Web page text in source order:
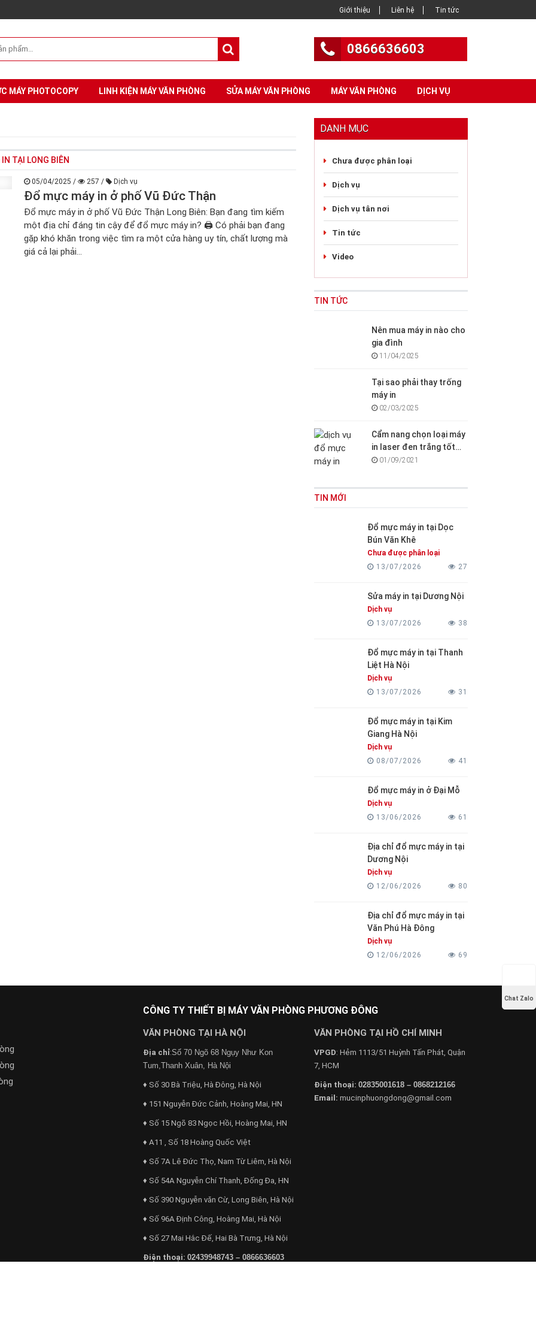
Giới thiệu Liên hệ Tin tức
0866636603
MÁY PHOTOCOPY LINH KIỆN MÁY VĂN PHÒNG SỬA MÁY VĂN PHÒNG MÁY VĂN PHÒNG DỊCH VỤ
TẠI LONG BIÊN
05/04/2025 / 257 / Dịch vụ
Đổ mực máy in ở phố Vũ Đức Thận
Đổ mực máy in ở phố Vũ Đức Thận Long Biên: Bạn đang tìm kiếm
một địa chỉ đáng tin cậy để đổ mực máy in? 🖨️ Có phải bạn đang
gặp khó khăn trong việc tìm ra một cửa hàng uy tín, chất lượng mà
giá cả lại phải...
DANH MỤC
Chưa được phân loại
Dịch vụ
Dịch vụ tân nơi
Tin tức
Video
TIN TỨC
Nên mua máy in nào cho
gia đình
11/04/2025
Tại sao phải thay trống
máy in
02/03/2025
Cẩm nang chọn loại máy
in laser đen trắng tốt
cho văn phòng, gia đình
01/09/2021
TIN MỚI
Đổ mực máy in tại Dọc
Bún Văn Khê
Chưa được phân loại
13/07/2026
27
Sửa máy in tại Dương Nội
Dịch vụ
13/07/2026
38
Đổ mực máy in tại Thanh
Liệt Hà Nội
Dịch vụ
13/07/2026
31
Đổ mực máy in tại Kim
Giang Hà Nội
Dịch vụ
08/07/2026
41
Đổ mực máy in ở Đại Mỗ
Dịch vụ
13/06/2026
61
Địa chỉ đổ mực máy in tại
Dương Nội
Dịch vụ
12/06/2026
80
Địa chỉ đổ mực máy in tại
Văn Phú Hà Đông
Dịch vụ
12/06/2026
69
CÔNG TY THIẾT BỊ MÁY VĂN PHÒNG PHƯƠNG ĐÔNG
VĂN PHÒNG TẠI HÀ NỘI
Địa chỉ:Số 70 Ngõ 68 Ngụy Như Kon
Tum,Thanh Xuân, Hà Nội
♦ Số 30 Bà Triệu, Hà Đông, Hà Nội
♦ 151 Nguyễn Đức Cảnh, Hoàng Mai, HN
♦ Số 15 Ngõ 83 Ngọc Hồi, Hoàng Mai, HN
♦ A11 , Số 18 Hoàng Quốc Việt
♦ Số 7A Lê Đức Thọ, Nam Từ Liêm, Hà Nội
♦ Số 54A Nguyễn Chí Thanh, Đống Đa, HN
♦ Số 390 Nguyễn văn Cừ, Long Biên, Hà Nội
♦ Số 96A Định Công, Hoàng Mai, Hà Nội
♦ Số 27 Mai Hắc Đế, Hai Bà Trưng, Hà Nội
Điện thoại: 02439948743 – 0866636603
VĂN PHÒNG TẠI HỒ CHÍ MINH
VPGD: Hẻm 1113/51 Huỳnh Tấn Phát, Quận
7, HCM
Điện thoại: 02835001618 – 0868212166
Email: mucinphuongdong@gmail.com
Chat Zalo